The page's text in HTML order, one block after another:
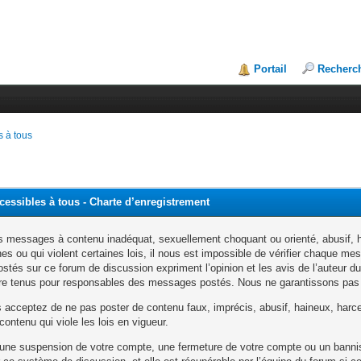
Portail
à tous
à tous - Charte d’enregistrement
messages à contenu inadéquat, sexuellement choquant ou orienté,
ou qui violent certaines lois, il nous est impossible de vérifier chaque
sur ce forum de discussion expriment l’opinion et les avis de l’auteur
tenus pour responsables des messages postés. Nous ne garantissons
de ne pas poster de contenu faux, imprécis, abusif, haineux,
qui viole les lois en vigueur.
suspension de votre compte, une fermeture de votre compte ou un